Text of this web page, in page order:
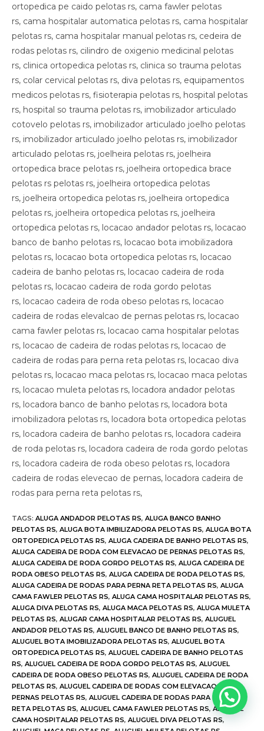
ortopedica pe caido pelotas rs, cama fawler pelotas
rs, cama hospitalar automatica pelotas rs, cama hospitalar
pelotas rs, cama hospitalar manual pelotas rs, cedeira de
rodas pelotas rs, cilindro de oxigenio medicinal pelotas
rs, clinica ortopedica pelotas rs, clinica so trauma pelotas
rs, colar cervical pelotas rs, diva pelotas rs, equipamentos
medicos pelotas rs, fisioterapia pelotas rs, hospital pelotas
rs, hospital so trauma pelotas rs, imobilizador articulado
cotovelo pelotas rs, imobilizador articulado joelho pelotas
rs, imobilizador articulado joelho pelotas rs, imobilizador
articulado pelotas rs, joelheira pelotas rs, joelheira
ortopedica brace pelotas rs, joelheira ortopedica brace
pelotas rs pelotas rs, joelheira ortopedica pelotas
rs, joelheira ortopedica pelotas rs, joelheira ortopedica
pelotas rs, joelheira ortopedica pelotas rs, joelheira
ortopedica pelotas rs, locacao andador pelotas rs, locacao
banco de banho pelotas rs, locacao bota imobilizadora
pelotas rs, locacao bota ortopedica pelotas rs, locacao
cadeira de banho pelotas rs, locacao cadeira de roda
pelotas rs, locacao cadeira de roda gordo pelotas
rs, locacao cadeira de roda obeso pelotas rs, locacao
cadeira de rodas elevalcao de pernas pelotas rs, locacao
cama fawler pelotas rs, locacao cama hospitalar pelotas
rs, locacao de cadeira de rodas pelotas rs, locacao de
cadeira de rodas para perna reta pelotas rs, locacao diva
pelotas rs, locacao maca pelotas rs, locacao maca pelotas
rs, locacao muleta pelotas rs, locadora andador pelotas
rs, locadora banco de banho pelotas rs, locadora bota
imobilizadora pelotas rs, locadora bota ortopedica pelotas
rs, locadora cadeira de banho pelotas rs, locadora cadeira
de roda pelotas rs, locadora cadeira de roda gordo pelotas
rs, locadora cadeira de roda obeso pelotas rs, locadora
cadeira de rodas elevecao de pernas, locadora cadeira de
rodas para perna reta pelotas rs,
TAGS: ALUGA ANDADOR PELOTAS RS, ALUGA BANCO BANHO
PELOTAS RS, ALUGA BOTA IMBILIZADORA PELOTAS RS, ALUGA BOTA
ORTOPEDICA PELOTAS RS, ALUGA CADEIRA DE BANHO PELOTAS RS,
ALUGA CADEIRA DE RODA COM ELEVACAO DE PERNAS PELOTAS RS,
ALUGA CADEIRA DE RODA GORDO PELOTAS RS, ALUGA CADEIRA DE
RODA OBESO PELOTAS RS, ALUGA CADEIRA DE RODA PELOTAS RS,
ALUGA CADEIRA DE RODAS PARA PERNA RETA PELOTAS RS, ALUGA
CAMA FAWLER PELOTAS RS, ALUGA CAMA HOSPITALAR PELOTAS RS,
ALUGA DIVA PELOTAS RS, ALUGA MACA PELOTAS RS, ALUGA MULETA
PELOTAS RS, ALUGAR CAMA HOSPITALAR PELOTAS RS, ALUGUEL
ANDADOR PELOTAS RS, ALUGUEL BANCO DE BANHO PELOTAS RS,
ALUGUEL BOTA IMOBILIZADORA PELOTAS RS, ALUGUEL BOTA
ORTOPEDICA PELOTAS RS, ALUGUEL CADEIRA DE BANHO PELOTAS
RS, ALUGUEL CADEIRA DE RODA GORDO PELOTAS RS, ALUGUEL
CADEIRA DE RODA OBESO PELOTAS RS, ALUGUEL CADEIRA DE RODA
PELOTAS RS, ALUGUEL CADEIRA DE RODAS COM ELEVACAO DE
PERNAS PELOTAS RS, ALUGUEL CADEIRA DE RODAS PARA PERNA
RETA PELOTAS RS, ALUGUEL CAMA FAWLER PELOTAS RS, ALUGUEL
CAMA HOSPITALAR PELOTAS RS, ALUGUEL DIVA PELOTAS RS,